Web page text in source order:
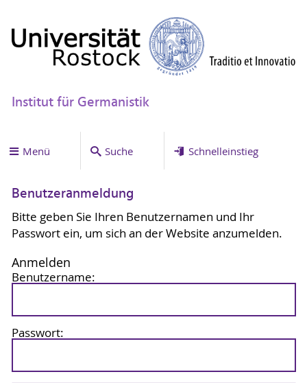
Institut für Germanistik
Menü Suche Schnelleinstieg
Benutzeranmeldung
Bitte geben Sie Ihren Benutzernamen und Ihr
Passwort ein, um sich an der Website anzumelden.
Anmelden
Benutzername:
Passwort: